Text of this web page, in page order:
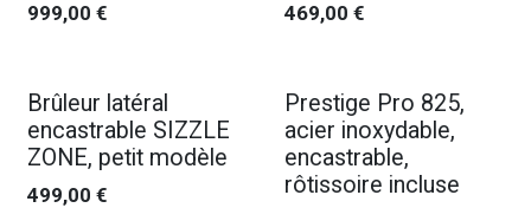
999,00 € 469,00 €
Brûleur latéral
encastrable SIZZLE
ZONE, petit modèle
499,00 €
Prestige Pro 825,
acier inoxydable,
encastrable,
rôtissoire incluse